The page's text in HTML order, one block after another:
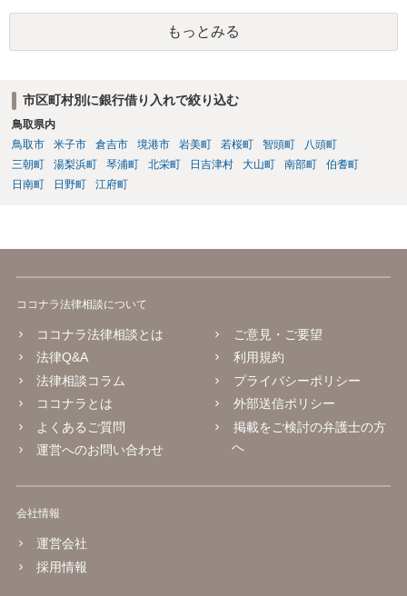
望ましいです。
もっとみる
市区町村別に銀行借り入れで絞り込む
鳥取県内
鳥取市
米子市 倉吉市 境港市 岩美町 若桜町 智頭町
八頭町
三朝町
湯梨浜町 琴浦町 北栄町 日吉津村 大山町 南部町
伯耆町
日南町
日野町 江府町
ココナラ法律相談について
ココナラ法律相談とは
法律Q&A
法律相談コラム
ココナラとは
よくあるご質問
運営へのお問い合わせ
ご意見・ご要望
利用規約
プライバシーポリシー
外部送信ポリシー
掲載をご検討の弁護士の方
へ
会社情報
運営会社
採用情報